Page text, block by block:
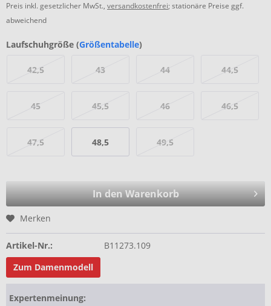
Preis inkl. gesetzlicher MwSt., versandkostenfrei; stationäre Preise ggf.
abweichend
Laufschuhgröße (Größentabelle)
42,5 43 44 44,5
45 45,5 46 46,5
47,5 48,5 49,5
In den Warenkorb
Merken
Artikel-Nr.:
B11273.109
Zum Damenmodell
Expertenmeinung: